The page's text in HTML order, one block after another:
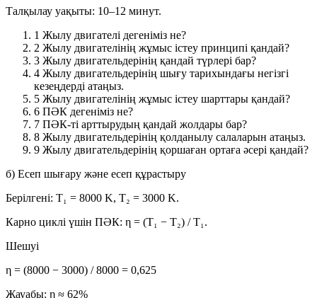
Талқылау уақыты: 10–12 минут.
1 Жылу двигателі дегеніміз не?
2 Жылу двигателінің жұмыс істеу принципі қандай?
3 Жылу двигательдерінің қандай түрлері бар?
4 Жылу двигательдерінің шығу тарихындағы негізгі
кезеңдерді атаңыз.
5 Жылу двигателінің жұмыс істеу шарттары қандай?
6 ПӘК дегеніміз не?
7 ПӘК-ті арттырудың қандай жолдары бар?
8 Жылу двигательдерінің қолданылу салаларын атаңыз.
9 Жылу двигательдерінің қоршаған ортаға әсері қандай?
б) Есеп шығару және есеп құрастыру
Берілгені: T₁ = 8000 K, T₂ = 3000 K.
Карно циклі үшін ПӘК: η = (T₁ − T₂) / T₁.
Шешуі
η = (8000 − 3000) / 8000 = 0,625
Жауабы: η ≈ 62%